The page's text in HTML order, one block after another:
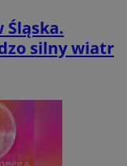
Śląska.
silny wiatr